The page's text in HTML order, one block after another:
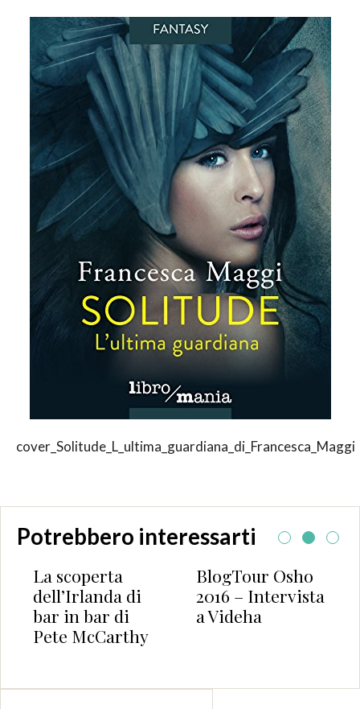
cover_Solitude_L_ultima_guardiana_di_Francesca_Maggi
Potrebbero interessarti
di
di
BlogTour Osho
2016 – Intervista
a Videha
Le regole
e